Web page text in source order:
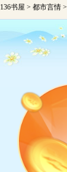
136书屋 > 都市言情 >